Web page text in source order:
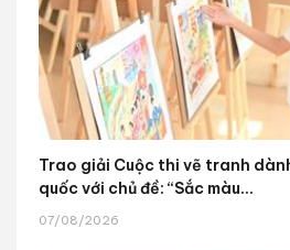
Trao giải Cuộc thi vẽ tranh
quốc với chủ đề: “Sắc màu...
07/08/2026